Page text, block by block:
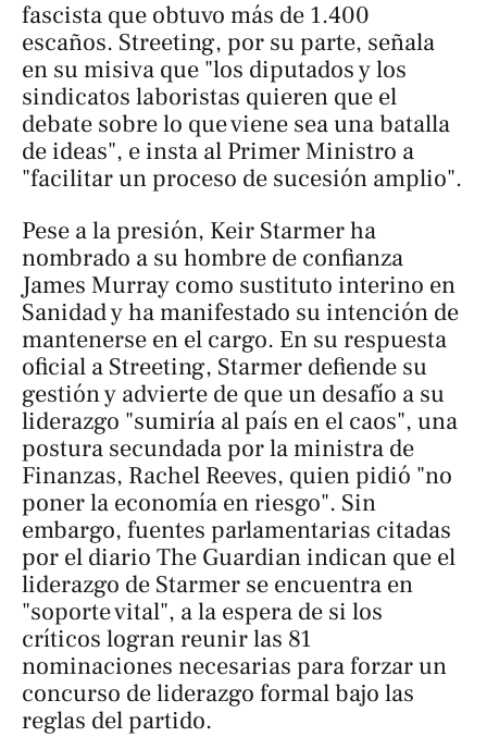
fascista que obtuvo más de 1.400
escaños. Streeting, por su parte, señala
en su misiva que "los diputados y los
sindicatos laboristas quieren que el
debate sobre lo que viene sea una batalla
de ideas", e insta al Primer Ministro a
"facilitar un proceso de sucesión amplio".
Pese a la presión, Keir Starmer ha
nombrado a su hombre de confianza
James Murray como sustituto interino en
Sanidad y ha manifestado su intención de
mantenerse en el cargo. En su respuesta
oficial a Streeting, Starmer defiende su
gestión y advierte de que un desafío a su
liderazgo "sumiría al país en el caos", una
postura secundada por la ministra de
Finanzas, Rachel Reeves, quien pidió "no
poner la economía en riesgo". Sin
embargo, fuentes parlamentarias citadas
por el diario The Guardianindican que el
liderazgo de Starmer se encuentra en
"soporte vital", a la espera de si los
críticos logran reunir las 81
nominaciones necesarias para forzar un
concurso de liderazgo formal bajo las
reglas del partido.